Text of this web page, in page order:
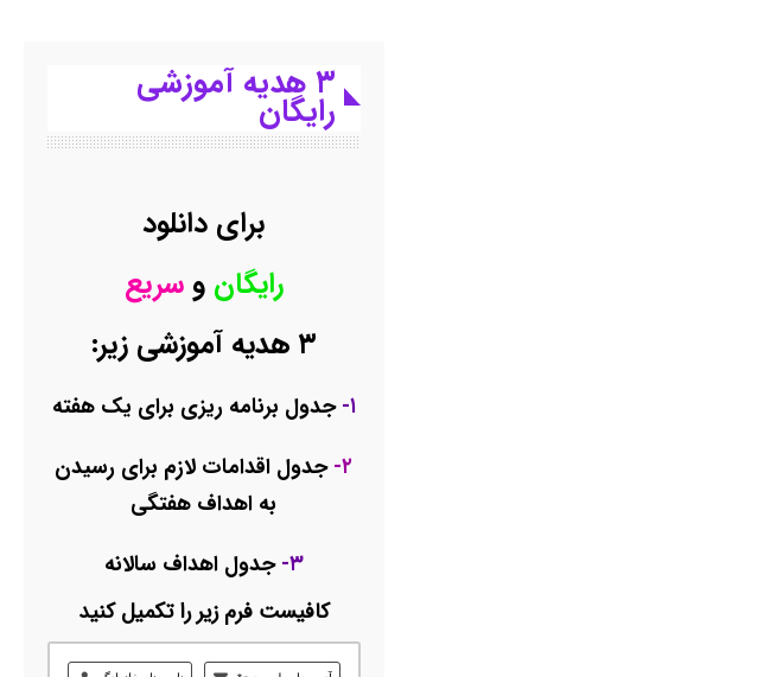
۳ هدیه آموزشی
رایگان
برای دانلود
رایگان وسریع
۳ هدیه آموزشی زیر:
۱- جدول برنامه ریزی برای یک هفته
۲- جدول اقدامات لازم برای رسیدن
به اهداف هفتگی
۳- جدول اهداف سالانه
کافیست فرم زیر را تکمیل کنید